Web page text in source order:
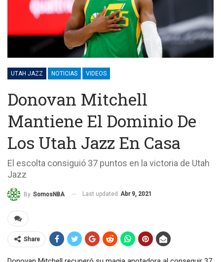
UTAH JAZZ NOTICIAS VIDEOS
Donovan Mitchell
Mantiene El Dominio De
Los Utah Jazz En Casa
El escolta consiguió 37 puntos en la victoria de Utah
Jazz
By SomosNBA Last updated Abr 9, 2021
Share